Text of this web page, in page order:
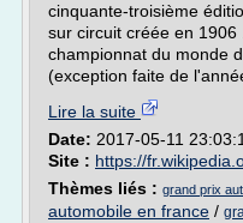
cinquante-troisième
sur circuit créée en
championnat du monde
(exception faite de
Lire la suite
Date: 2017-05-11
Site : https://
Thèmes liés : grand prix
automobile en france /